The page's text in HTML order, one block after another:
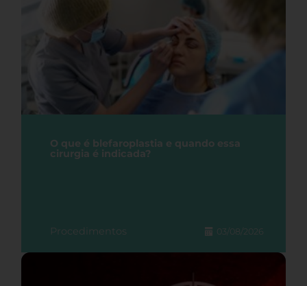
O que é blefaroplastia e quando essa
cirurgia é indicada?
Procedimentos 03/08/2026